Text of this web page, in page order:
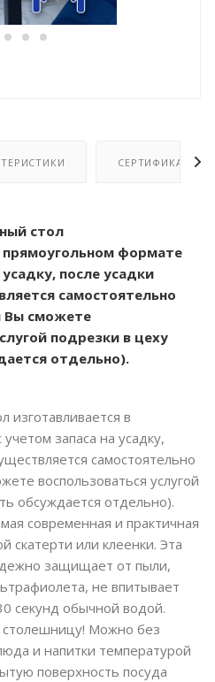
СЕРТИФИКАТ
стол
прямоугольном формате
после усадки
самостоятельно
Вы сможете
подрезки в цеху
отдельно).
изготавливается в
запаса на усадку,
самостоятельно
воспользоваться услугой
обсуждается отдельно).
современная и практичная
скатерти или клеенки. Эта
защищает от пыли,
не впитывает
секунд обычной водой.
Можно без
и напитки температурой
поверхность посуда